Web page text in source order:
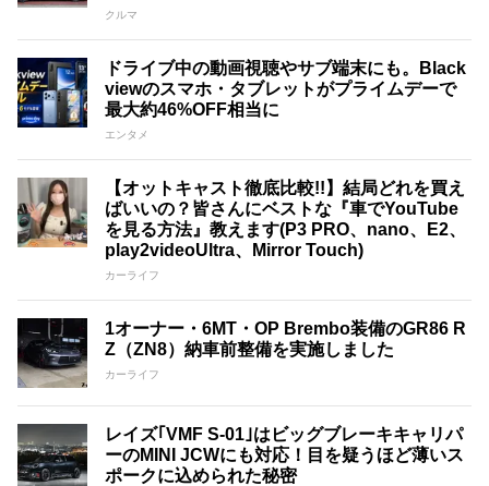
クルマ
ドライブ中の動画視聴やサブ端末にも。Black
viewのスマホ・タブレットがプライムデーで
最大約46%OFF相当に
エンタメ
【オットキャスト徹底比較!!】結局どれを買え
ばいいの？皆さんにベストな『車でYouTube
を見る方法』教えます(P3 PRO、nano、E2、
play2videoUltra、Mirror Touch)
カーライフ
1オーナー・6MT・OP Brembo装備のGR86 R
Z（ZN8）納車前整備を実施しました
カーライフ
レイズ｢VMF S-01｣はビッグブレーキキャリパ
ーのMINI JCWにも対応！目を疑うほど薄いス
ポークに込められた秘密